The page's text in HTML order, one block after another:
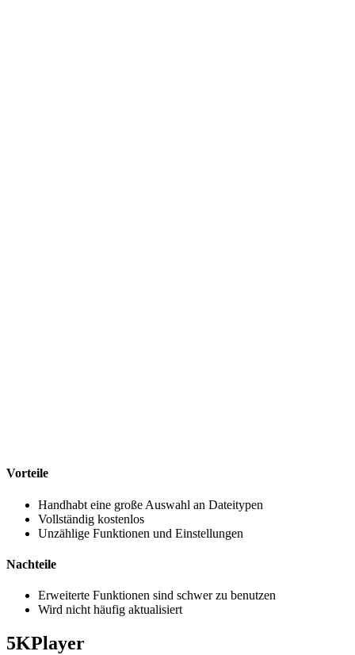
Vorteile
Handhabt eine große Auswahl an Dateitypen
Vollständig kostenlos
Unzählige Funktionen und Einstellungen
Nachteile
Erweiterte Funktionen sind schwer zu benutzen
Wird nicht häufig aktualisiert
5KPlayer